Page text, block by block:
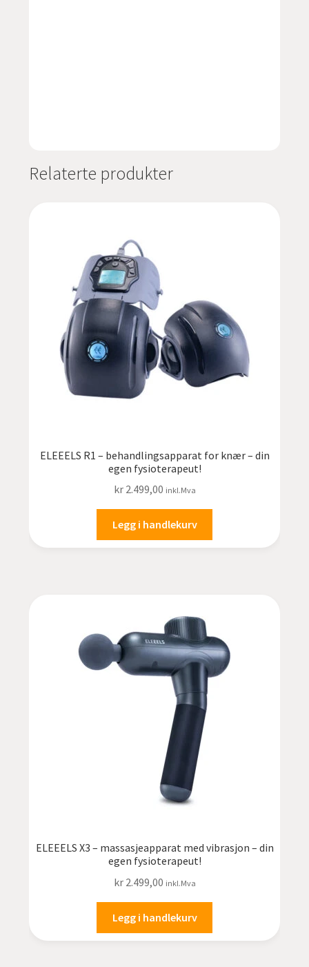
Relaterte produkter
ELEEELS R1 – behandlingsapparat for knær – din
egen fysioterapeut!
kr2.499,00 inkl.Mva
Legg i handlekurv
ELEEELS X3 – massasjeapparat med vibrasjon – din
egen fysioterapeut!
kr2.499,00 inkl.Mva
Legg i handlekurv